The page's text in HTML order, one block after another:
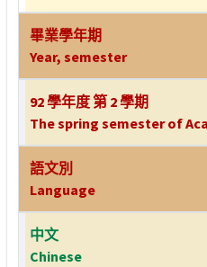
畢業學年期
Year, semester
92 學年度 第 2 學期
The spring semester of
語文別
Language
中文
Chinese